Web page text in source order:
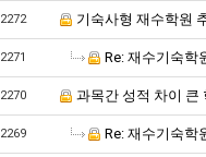
2272 기숙사형 재수학원
2271 Re: 재수기숙학
2270 과목간 성적 차이 큰
2269 Re: 재수기숙학